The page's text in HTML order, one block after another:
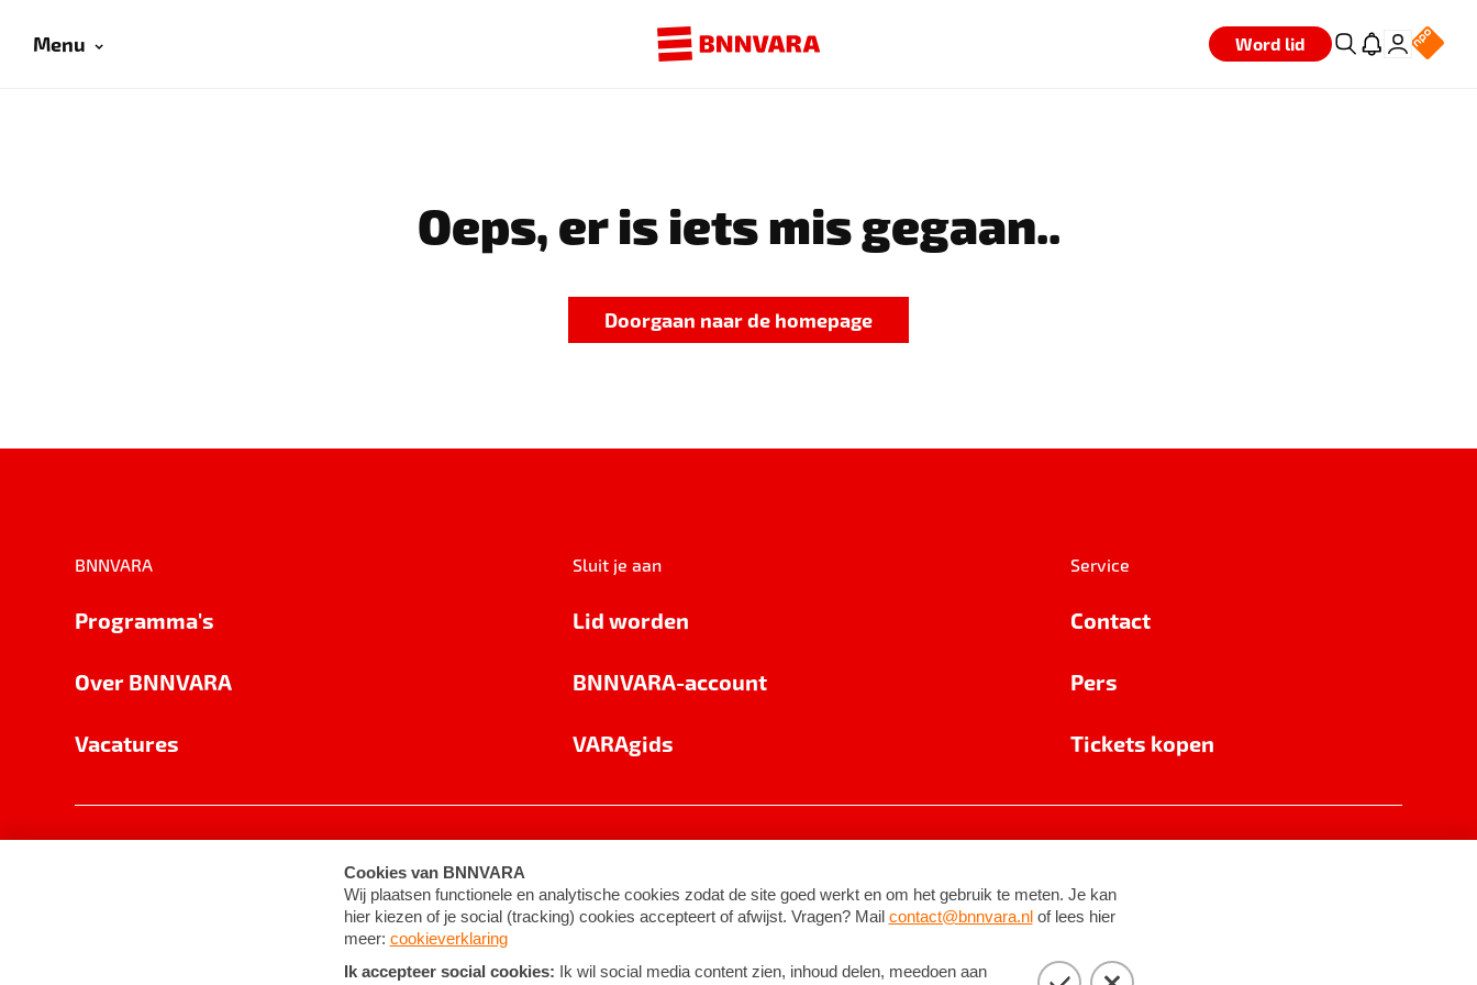
Menu Word lid
Oeps, er is iets mis gegaan..
Doorgaan naar de homepage
BNNVARA
Programma's
Over BNNVARA
Vacatures
Sluit je aan
Lid worden
BNNVARA-account
VARAgids
Service
Contact
Pers
Tickets kopen
Cookie-instellingen Algemene voorwaarden ©2026BNNVARA